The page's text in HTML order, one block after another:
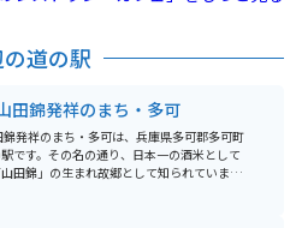
道の駅
田錦発祥のまち・多可
錦発祥のまち・多可は、兵庫県多可郡多可町
です。その名の通り、日本一の酒米として
田錦」の生まれ故郷として知られていま